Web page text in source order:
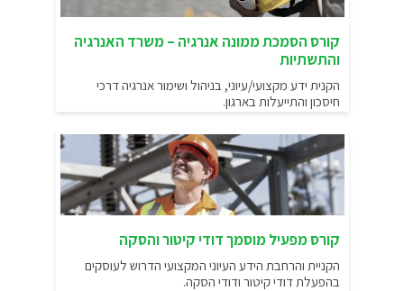
קורס הסמכת ממונה אנרגיה – משרד האנרגיה
והתשתיות
הקנית ידע מקצועי/עיוני, בניהול ושימור אנרגיה דרכי
חיסכון והתייעלות בארגון.
קורס מפעיל מוסמך דודי קיטור והסקה
הקניית והרחבת הידע העיוני המקצועי הדרוש לעוסקים
בהפעלת דודי קיטור ודודי הסקה.